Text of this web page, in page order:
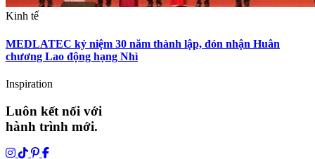
Kinh tế
MEDLATEC kỷ niệm 30 năm thành lập, đón nhận Huân
chương Lao động hạng Nhì
Inspiration
Luôn kết nối với
hành trình mới.